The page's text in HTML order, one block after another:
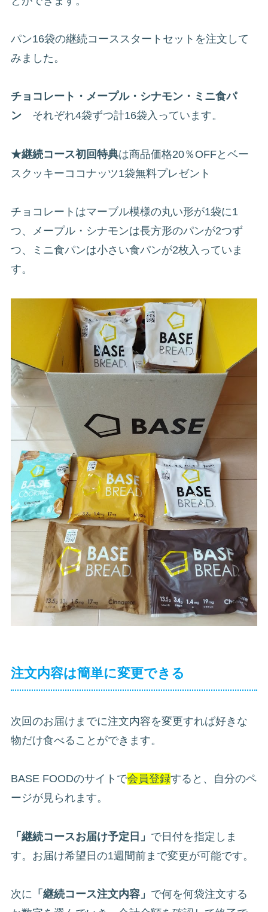
パン16袋の継続コーススタートセットを注文して
みました。
チョコレート・メープル・シナモン・ミニ食パ
ン それぞれ4袋ずつ計16袋入っています。
★継続コース初回特典は商品価格20％OFFとベー
スクッキーココナッツ1袋無料プレゼント
チョコレートはマーブル模様の丸い形が1袋に1
つ、メープル・シナモンは長方形のパンが2つず
つ、ミニ食パンは小さい食パンが2枚入っていま
す。
注文内容は簡単に変更できる
次回のお届けまでに注文内容を変更すれば好きな
物だけ食べることができます。
BASE FOODのサイトで会員登録すると、自分のペ
ージが見られます。
「継続コースお届け予定日」 で日付を指定しま
す。お届け希望日の1週間前まで変更が可能です。
次に 「継続コース注文内容」 で何を何袋注文する